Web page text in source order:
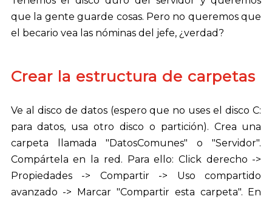
que la gente guarde cosas. Pero no queremos que
el becario vea las nóminas del jefe, ¿verdad?
Crear la estructura de carpetas
Ve al disco de datos (espero que no uses el disco C:
para datos, usa otro disco o partición). Crea una
carpeta llamada "DatosComunes" o "Servidor".
Compártela en la red. Para ello: Click derecho ->
Propiedades -> Compartir -> Uso compartido
avanzado -> Marcar "Compartir esta carpeta". En